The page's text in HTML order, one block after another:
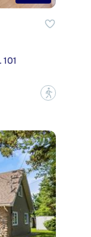
?